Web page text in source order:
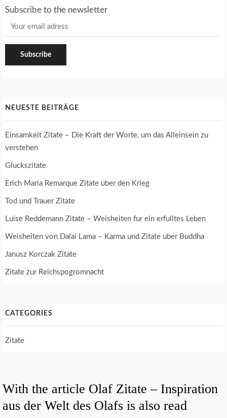
Subscribe to the newsletter
NEUESTE BEITRÄGE
Einsamkeit Zitate – Die Kraft der Worte, um das Alleinsein zu
verstehen
Gluckszitate
Erich Maria Remarque Zitate uber den Krieg
Tod und Trauer Zitate
Luise Reddemann Zitate – Weisheiten fur ein erfulltes Leben
Weisheiten von Dalai Lama – Karma und Zitate uber Buddha
Janusz Korczak Zitate
Zitate zur Reichspogromnacht
CATEGORIES
Zitate
With the article Olaf Zitate – Inspiration
aus der Welt des Olafs is also read